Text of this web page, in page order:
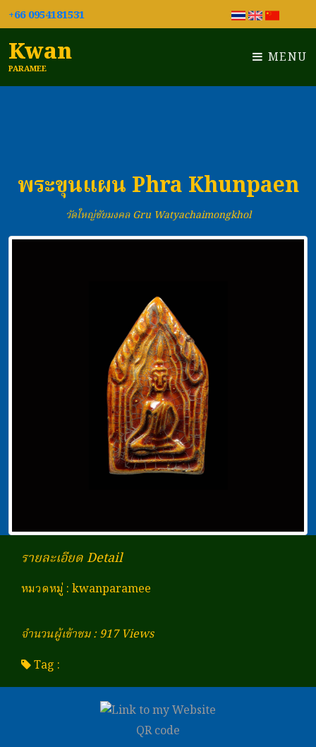
+66 0954181531
Kwan
PARAMEE
MENU
พระขุนแผน Phra Khunpaen
วัดใหญ่ชัยมงคล Gru Watyachaimongkhol
รายละเอียด Detail
หมวดหมู่ :kwanparamee
จำนวนผู้เข้าชม : 917 Views
Tag :
QR code